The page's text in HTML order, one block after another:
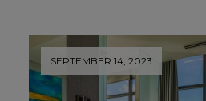
SEPTEMBER 14, 2023